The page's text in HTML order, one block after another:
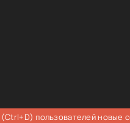
(Ctrl+D) пользователей новые